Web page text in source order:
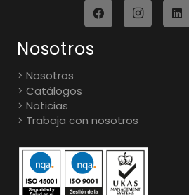
Nosotros
Nosotros
Catálogos
Noticias
Trabaja con nosotros